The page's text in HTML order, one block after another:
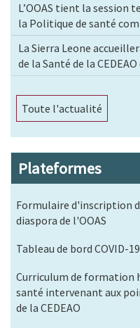
L’OOAS tient la session
la Politique de santé
La Sierra Leone
de la Santé de la
Toute l'actualité
Plateformes
Formulaire d'inscription
diaspora de l'OOAS
Tableau de bord COVID-
Curriculum de formation
santé intervenant aux
de la CEDEAO